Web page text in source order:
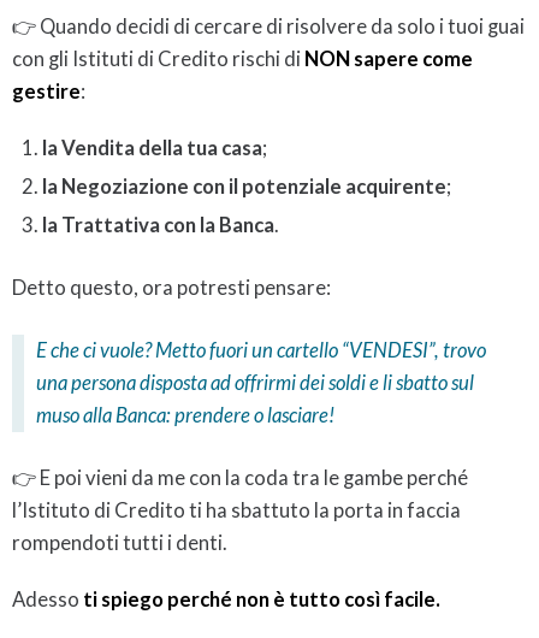
👉 Quando decidi di cercare di risolvere da solo i tuoi guai
con gli Istituti di Credito rischi di NON sapere come
gestire:
la Vendita della tua casa;
la Negoziazione con il potenziale acquirente;
la Trattativa con la Banca.
Detto questo, ora potresti pensare:
E che ci vuole? Metto fuori un cartello “VENDESI”, trovo
una persona disposta ad offrirmi dei soldi e lisbatto sul
musoalla Banca: prendere o lasciare!
👉 E poi vieni da me con la coda tra le gambe perché
l’Istituto di Credito ti ha sbattuto la porta in faccia
rompendoti tutti i denti.
Adesso ti spiego perché non è tutto così facile.